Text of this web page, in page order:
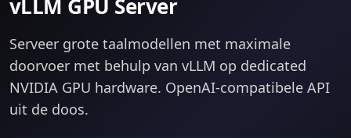
vLLM GPU Server
Serveer grote taalmodellen met maximale
doorvoer met behulp van vLLM op dedicated
NVIDIA GPU hardware. OpenAI-compatibele API
uit de doos.